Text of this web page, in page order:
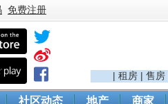
免费注册
| 租房 | 售房
社区动态 地产 商家